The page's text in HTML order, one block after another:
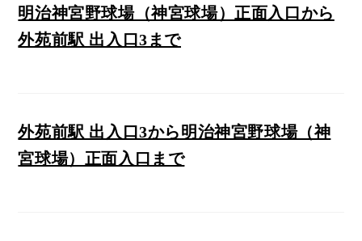
明治神宮野球場（神宮球場）正面入口から
外苑前駅 出入口3まで
外苑前駅 出入口3から明治神宮野球場（神
宮球場）正面入口まで